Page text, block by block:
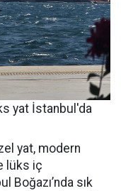
yat İstanbul'da
yat, modern
lüks iç
Boğazı’nda sık